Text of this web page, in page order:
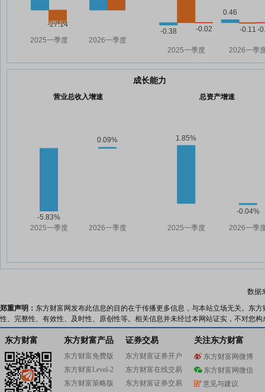
成长能力
营业总收入增速 总资产增速
数据
郑重声明： 东方财富网发布此信息的目的在于传播更多信息，与本站立场无关。东
性、完整性、有效性、及时性、原创性等。相关信息并未经过本网站证实，不对您
东方财富 东方财富产品
东方财富免费版
东方财富Level-2
东方财富策略版
证券交易
东方财富证券开户
东方财富在线交易
东方财富证券交易
关注东方财富
东方财富网微博
东方财富网微信
意见与建议